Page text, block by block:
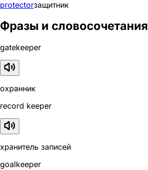
protectorзащитник
Фразы и словосочетания
gatekeeper
охранник
record keeper
хранитель записей
goalkeeper